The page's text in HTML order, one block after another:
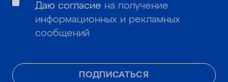
ПОДПИСАТЬСЯ
Даю согласие на получение
информационных и рекламных
сообщений